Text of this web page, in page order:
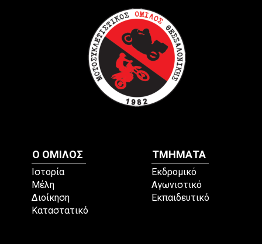
Ο ΟΜΙΛΟΣ
Ιστορία
Μέλη
Διοίκηση
Καταστατικό
ΤΜΗΜΑΤΑ
Εκδρομικό
Αγωνιστικό
Εκπαιδευτικό